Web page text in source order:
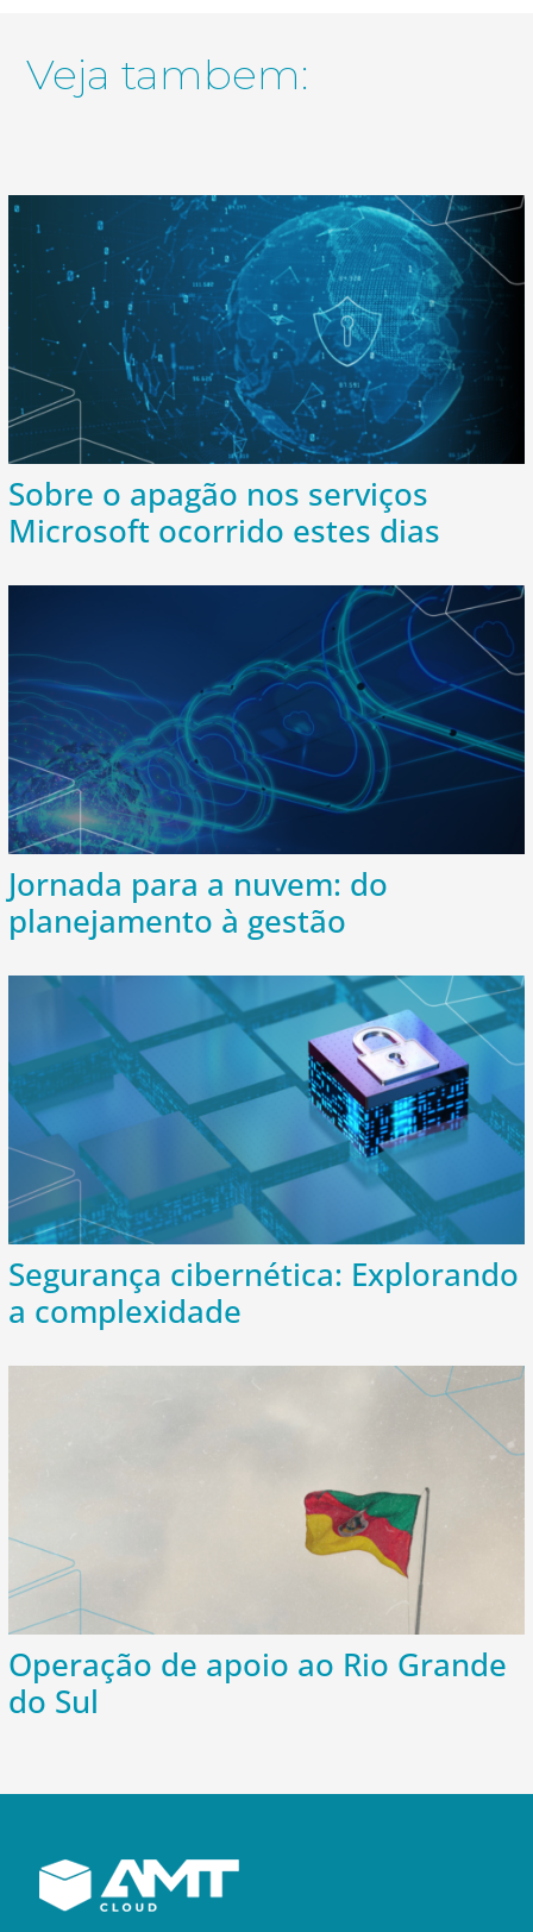
Veja tambem:
Sobre o apagão nos serviços
Microsoft ocorrido estes dias
Jornada para a nuvem: do
planejamento à gestão
Segurança cibernética: Explorando
a complexidade
Operação de apoio ao Rio Grande
do Sul